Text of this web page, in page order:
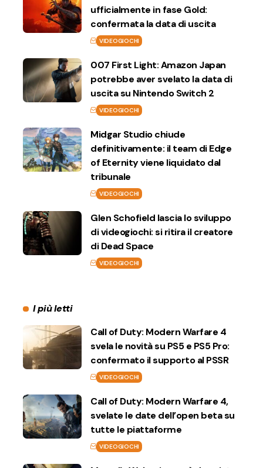
ufficialmente in fase Gold:
confermata la data di uscita
VIDEOGIOCHI
007 First Light: Amazon Japan
potrebbe aver svelato la data di
uscita su Nintendo Switch 2
VIDEOGIOCHI
Midgar Studio chiude
definitivamente: il team di Edge
of Eternity viene liquidato dal
tribunale
VIDEOGIOCHI
Glen Schofield lascia lo sviluppo
di videogiochi: si ritira il creatore
di Dead Space
VIDEOGIOCHI
I più letti
Call of Duty: Modern Warfare 4
svela le novità su PS5 e PS5 Pro:
confermato il supporto al PSSR
VIDEOGIOCHI
Call of Duty: Modern Warfare 4,
svelate le date dell’open beta su
tutte le piattaforme
VIDEOGIOCHI